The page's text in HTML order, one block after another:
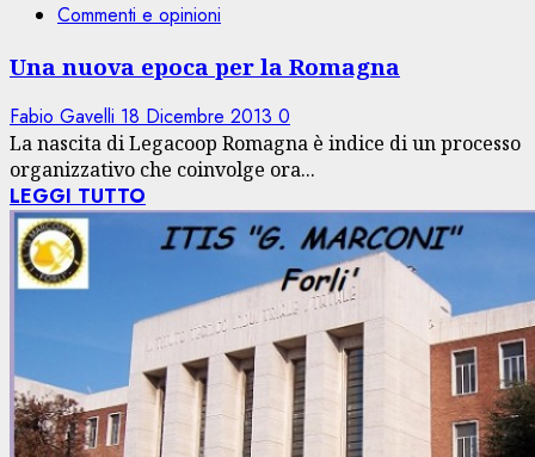
Commenti e opinioni
Una nuova epoca per la Romagna
Fabio Gavelli 18 Dicembre 2013 0
La nascita di Legacoop Romagna è indice di un processo
organizzativo che coinvolge ora...
LEGGI TUTTO